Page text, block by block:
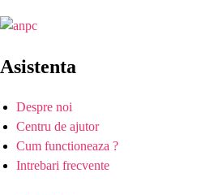
Asistenta
Despre noi
Centru de ajutor
Cum functioneaza ?
Intrebari frecvente